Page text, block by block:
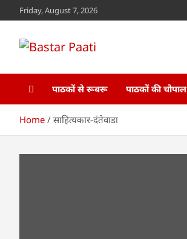
to
Friday, August 7, 2026
Bastar Paati
पाठकों से रूबरू पाठकों की चौपाल
Home साहित्यकार-दंतेवाडा